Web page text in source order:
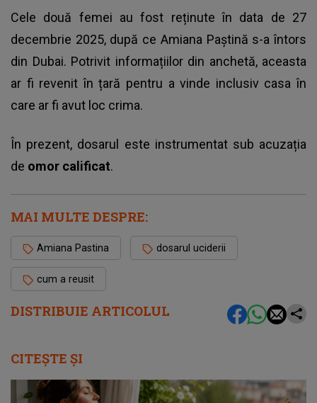
DISTRIBUIE ARTICOLUL
Cele două femei au fost reținute în data de 27
decembrie 2025, după ce Amiana Paștină s-a întors
din Dubai. Potrivit informațiilor din anchetă, aceasta
ar fi revenit în țară pentru a vinde inclusiv casa în
care ar fi avut loc crima.
În prezent, dosarul este instrumentat sub acuzația
de omor calificat.
MAI MULTE DESPRE:
Amiana Pastina dosarul uciderii
cum a reusit
CITEȘTE ȘI